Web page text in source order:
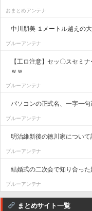
おまとめアンテナ
中川朋美 １メートル越えの
ブルーアンテナ
【工ロ注意】セッ〇スセミ
ｗｗ
ブルーアンテナ
パソコンの正式名、一字一
ブルーアンテナ
明治維新後の徳川家について
ブルーアンテナ
結婚式の二次会で知り合っ
ブルーアンテナ
まとめサイト一覧